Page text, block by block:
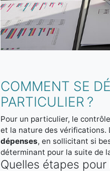
COMMENT SE
PARTICULIER ?
Pour un particulier, le
et la nature des vérifications.
dépenses, en sollicitant si
déterminant pour la suite de
Quelles étapes pour